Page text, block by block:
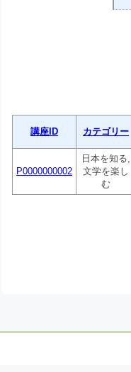
講座ID カテゴリー
P0000000002
日本を知る,
文学を楽し
む